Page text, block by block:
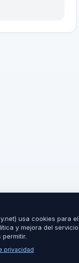
usa cookies para el
y mejora del servicio.
privacidad